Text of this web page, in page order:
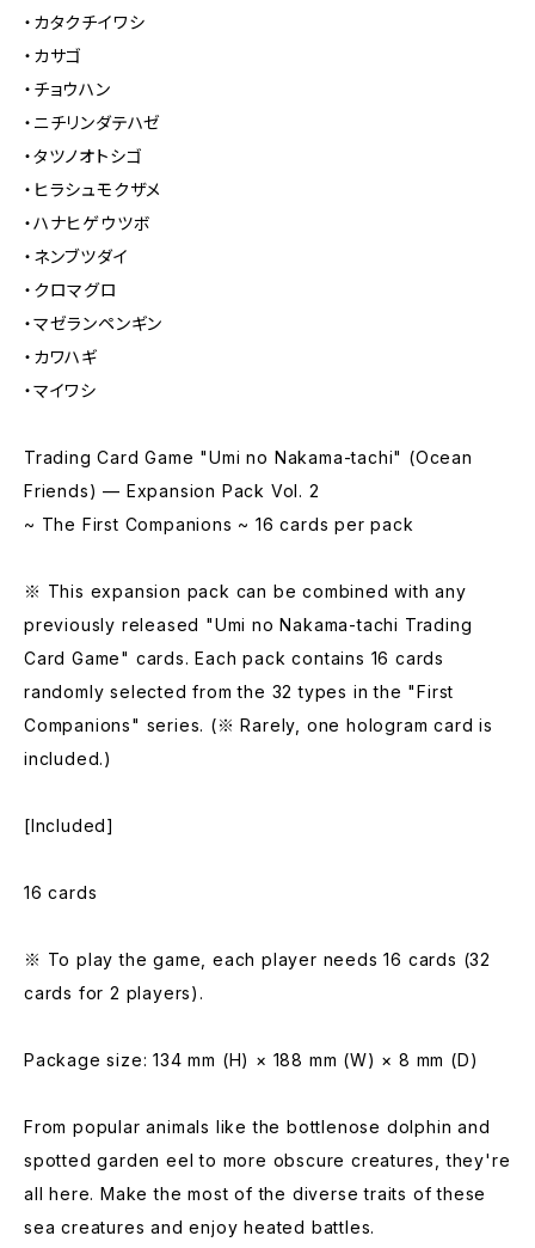
・カタクチイワシ
・カサゴ
・チョウハン
・ニチリンダテハゼ
・タツノオトシゴ
・ヒラシュモクザメ
・ハナヒゲウツボ
・ネンブツダイ
・クロマグロ
・マゼランペンギン
・カワハギ
・マイワシ
Trading Card Game "Umi no Nakama-tachi" (Ocean
Friends) — Expansion Pack Vol. 2
~ The First Companions ~ 16 cards per pack
※ This expansion pack can be combined with any
previously released "Umi no Nakama-tachi Trading
Card Game" cards. Each pack contains 16 cards
randomly selected from the 32 types in the "First
Companions" series. (※ Rarely, one hologram card is
included.)
[Included]
16 cards
※ To play the game, each player needs 16 cards (32
cards for 2 players).
Package size: 134 mm (H) × 188 mm (W) × 8 mm (D)
From popular animals like the bottlenose dolphin and
spotted garden eel to more obscure creatures, they're
all here. Make the most of the diverse traits of these
sea creatures and enjoy heated battles.